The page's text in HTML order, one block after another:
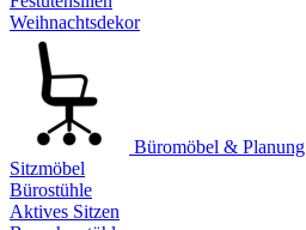
Weihnachtsdekor
Büromöbel & Planung
Sitzmöbel
Bürostühle
Aktives Sitzen